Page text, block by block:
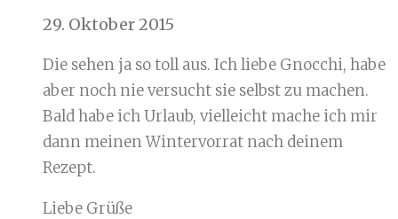
29. Oktober 2015
Die sehen ja so toll aus. Ich liebe Gnocchi, habe
aber noch nie versucht sie selbst zu machen.
Bald habe ich Urlaub, vielleicht mache ich mir
dann meinen Wintervorrat nach deinem
Rezept.
Liebe Grüße